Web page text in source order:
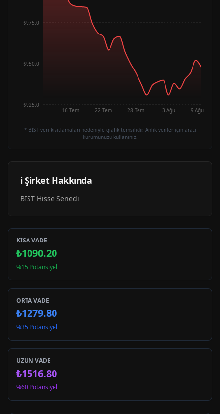
16 Tem 22 Tem 28 Tem 3 Ağu 9 Ağu
₺925.0
₺950.0
₺975.0
* BIST veri kısıtlamaları nedeniyle grafik temsilidir. Anlık veriler için aracı
kurumunuzu kullanınız.
ℹ️ Şirket Hakkında
BIST Hisse Senedi
KISA VADE
₺1090.20
%15 Potansiyel
ORTA VADE
₺1279.80
%35 Potansiyel
UZUN VADE
₺1516.80
%60 Potansiyel